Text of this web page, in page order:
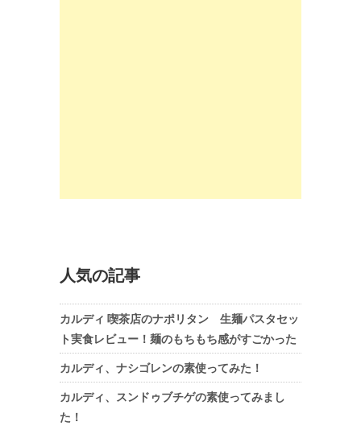
人気の記事
カルディ 喫茶店のナポリタン 生麺パスタセッ
ト実食レビュー！麺のもちもち感がすごかった
カルディ、ナシゴレンの素使ってみた！
カルディ、スンドゥブチゲの素使ってみまし
た！